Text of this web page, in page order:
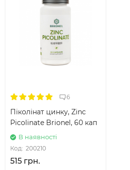
6
Піколінат цинку, Zinc
Picolinate Brionel, 60 кап
В наявності
Код: 200210
515 грн.